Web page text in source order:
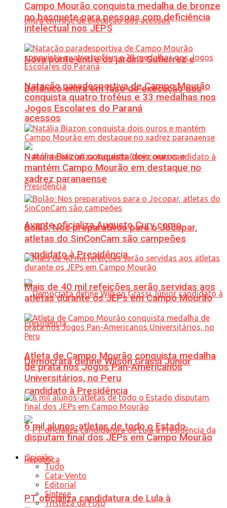
Nova ponte entre os jardins Gutierrez e
Botânico entra em fase de execução dos
acessos
Avante oficializa Augusto Cury como
candidato à Presidência
Democrata define Wilson Grassi Júnior
candidato à Presidência
PT oficializa candidatura de Lula à
Campo Mourão conquista medalha de bronze
no basquete para pessoas com deficiência
intelectual nos JEPS
Natação paradesportiva de Campo Mourão
conquista quatro troféus e 33 medalhas nos
Jogos Escolares do Paraná
Natália Biazon conquista dois ouros e
mantém Campo Mourão em destaque no
xadrez paranaense
Bolão: Nos preparativos para o Jocopar,
atletas do SinConCam são campeões
Mais de 40 mil refeições serão servidas aos
atletas durante os JEPs em Campo Mourão
Atleta de Campo Mourão conquista medalha
de prata nos Jogos Pan-Americanos
Universitários, no Peru
6 mil alunos-atletas de todo o Estado
disputam final dos JEPs em Campo Mourão
Opinião
Tudo
Cata-Vento
Editorial
Síntese
Tristeza da Foto